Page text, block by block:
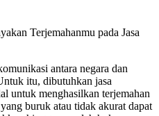
antara negara dan
itu, dibutuhkan jasa
untuk menghasilkan terjemahan
buruk atau tidak akurat dapat